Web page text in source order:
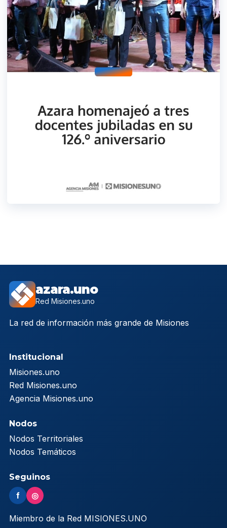
azara.uno
Red Misiones.uno
La red de información más grande de Misiones
Institucional
Misiones.uno
Red Misiones.uno
Agencia Misiones.uno
Nodos
Nodos Territoriales
Nodos Temáticos
Seguinos
f ◎
Miembro de la Red MISIONES.UNO